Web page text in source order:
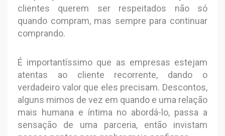
clientes querem ser respeitados não só
quando compram, mas sempre para continuar
comprando.
É importantíssimo que as empresas estejam
atentas ao cliente recorrente, dando o
verdadeiro valor que eles precisam. Descontos,
alguns mimos de vez em quando e uma relação
mais humana e íntima no abordá-lo, passa a
sensação de uma parceria, então invistam